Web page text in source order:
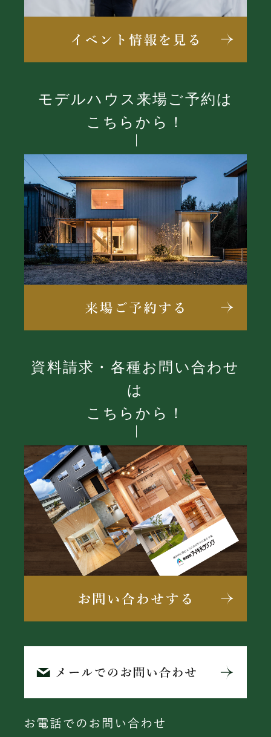
モデルハウス来場ご予約は
こちらから！
資料請求・各種お問い合わせ
は
こちらから！